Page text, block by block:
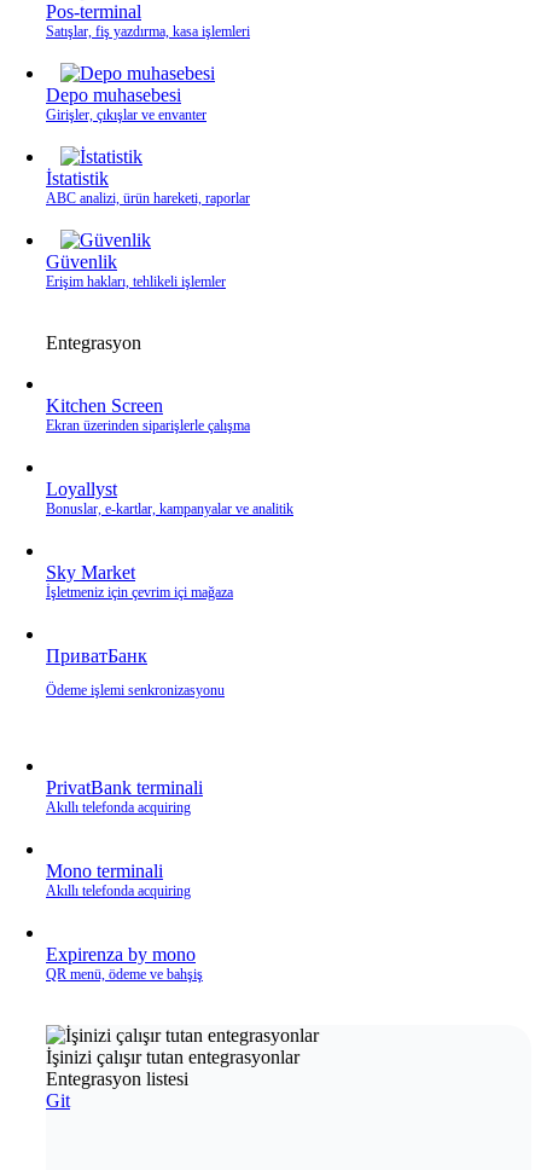
Pos-terminal
Satışlar, fiş yazdırma, kasa işlemleri
Depo muhasebesi
Girişler, çıkışlar ve envanter
İstatistik
ABC analizi, ürün hareketi, raporlar
Güvenlik
Erişim hakları, tehlikeli işlemler
Entegrasyon
Kitchen Screen
Ekran üzerinden siparişlerle çalışma
Loyallyst
Bonuslar, e‑kartlar, kampanyalar ve analitik
Sky Market
İşletmeniz için çevrim içi mağaza
ПриватБанк
Ödeme işlemi senkronizasyonu
PrivatBank terminali
Akıllı telefonda acquiring
Mono terminali
Akıllı telefonda acquiring
Expirenza by mono
QR menü, ödeme ve bahşiş
İşinizi çalışır tutan entegrasyonlar
Entegrasyon listesi
Git